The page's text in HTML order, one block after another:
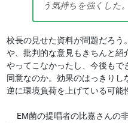
う気持ちを強くした。
校長の見せた資料が問題だろう
や、批判的な意見もきちんと紹
やってこなかったし、今後も
同意なのか。効果のはっきりし
逆に環境負荷を上げている可能
EM菌の提唱者の比嘉さんの